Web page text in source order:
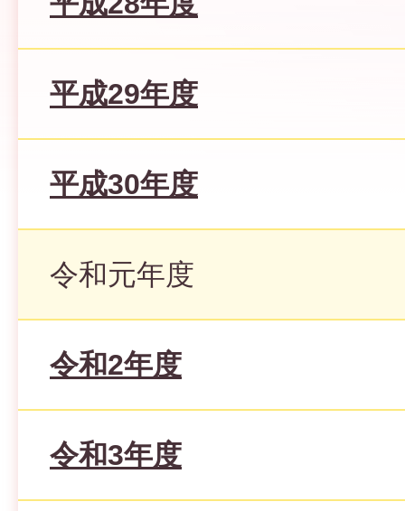
平成29年度
平成30年度
令和元年度
令和2年度
令和3年度